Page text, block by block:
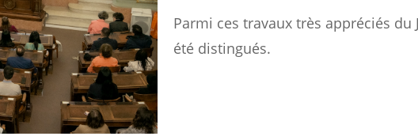
Parmi ces travaux très appréciés du
été distingués.